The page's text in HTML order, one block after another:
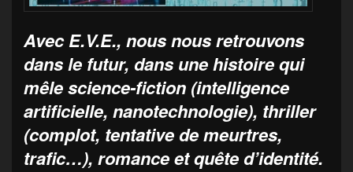
Avec E.V.E., nous nous retrouvons
dans le futur, dans une histoire qui
mêle science-fiction (intelligence
artificielle, nanotechnologie), thriller
(complot, tentative de meurtres,
trafic…), romance et quête d’identité.